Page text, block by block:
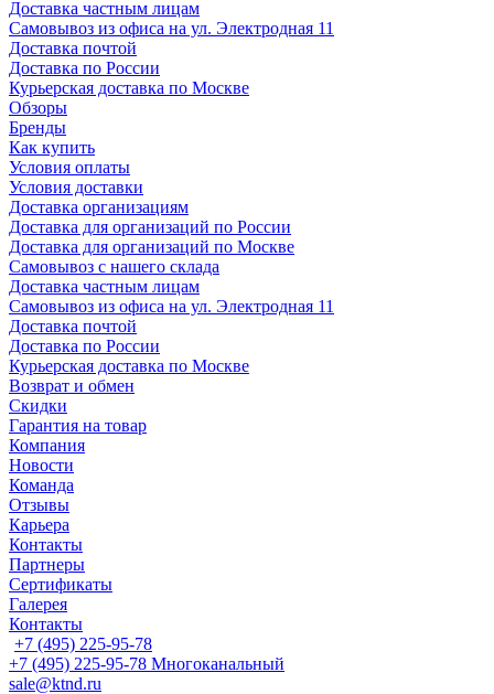
Доставка частным лицам
Самовывоз из офиса на ул. Электродная 11
Доставка почтой
Доставка по России
Курьерская доставка по Москве
Обзоры
Бренды
Как купить
Условия оплаты
Условия доставки
Доставка организациям
Доставка для организаций по России
Доставка для организаций по Москве
Самовывоз с нашего склада
Доставка частным лицам
Самовывоз из офиса на ул. Электродная 11
Доставка почтой
Доставка по России
Курьерская доставка по Москве
Возврат и обмен
Скидки
Гарантия на товар
Компания
Новости
Команда
Отзывы
Карьера
Контакты
Партнеры
Сертификаты
Галерея
Контакты
+7 (495) 225-95-78
+7 (495) 225-95-78 Многоканальный
sale@ktnd.ru